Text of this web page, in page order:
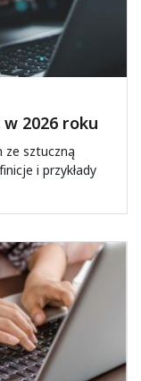
2026 roku
ze sztuczną
i przykłady